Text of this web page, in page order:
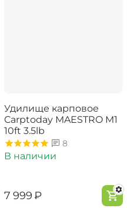
Удилище карповое
Carptoday MAESTRO M1
10ft 3.5lb
8
В наличии
‍7 999‍₽